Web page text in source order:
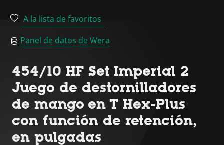
A la lista de favoritos
Panel de datos de Wera
454/10 HF Set Imperial 2
Juego de destornilladores
de mango en T Hex-Plus
con función de retención,
en pulgadas